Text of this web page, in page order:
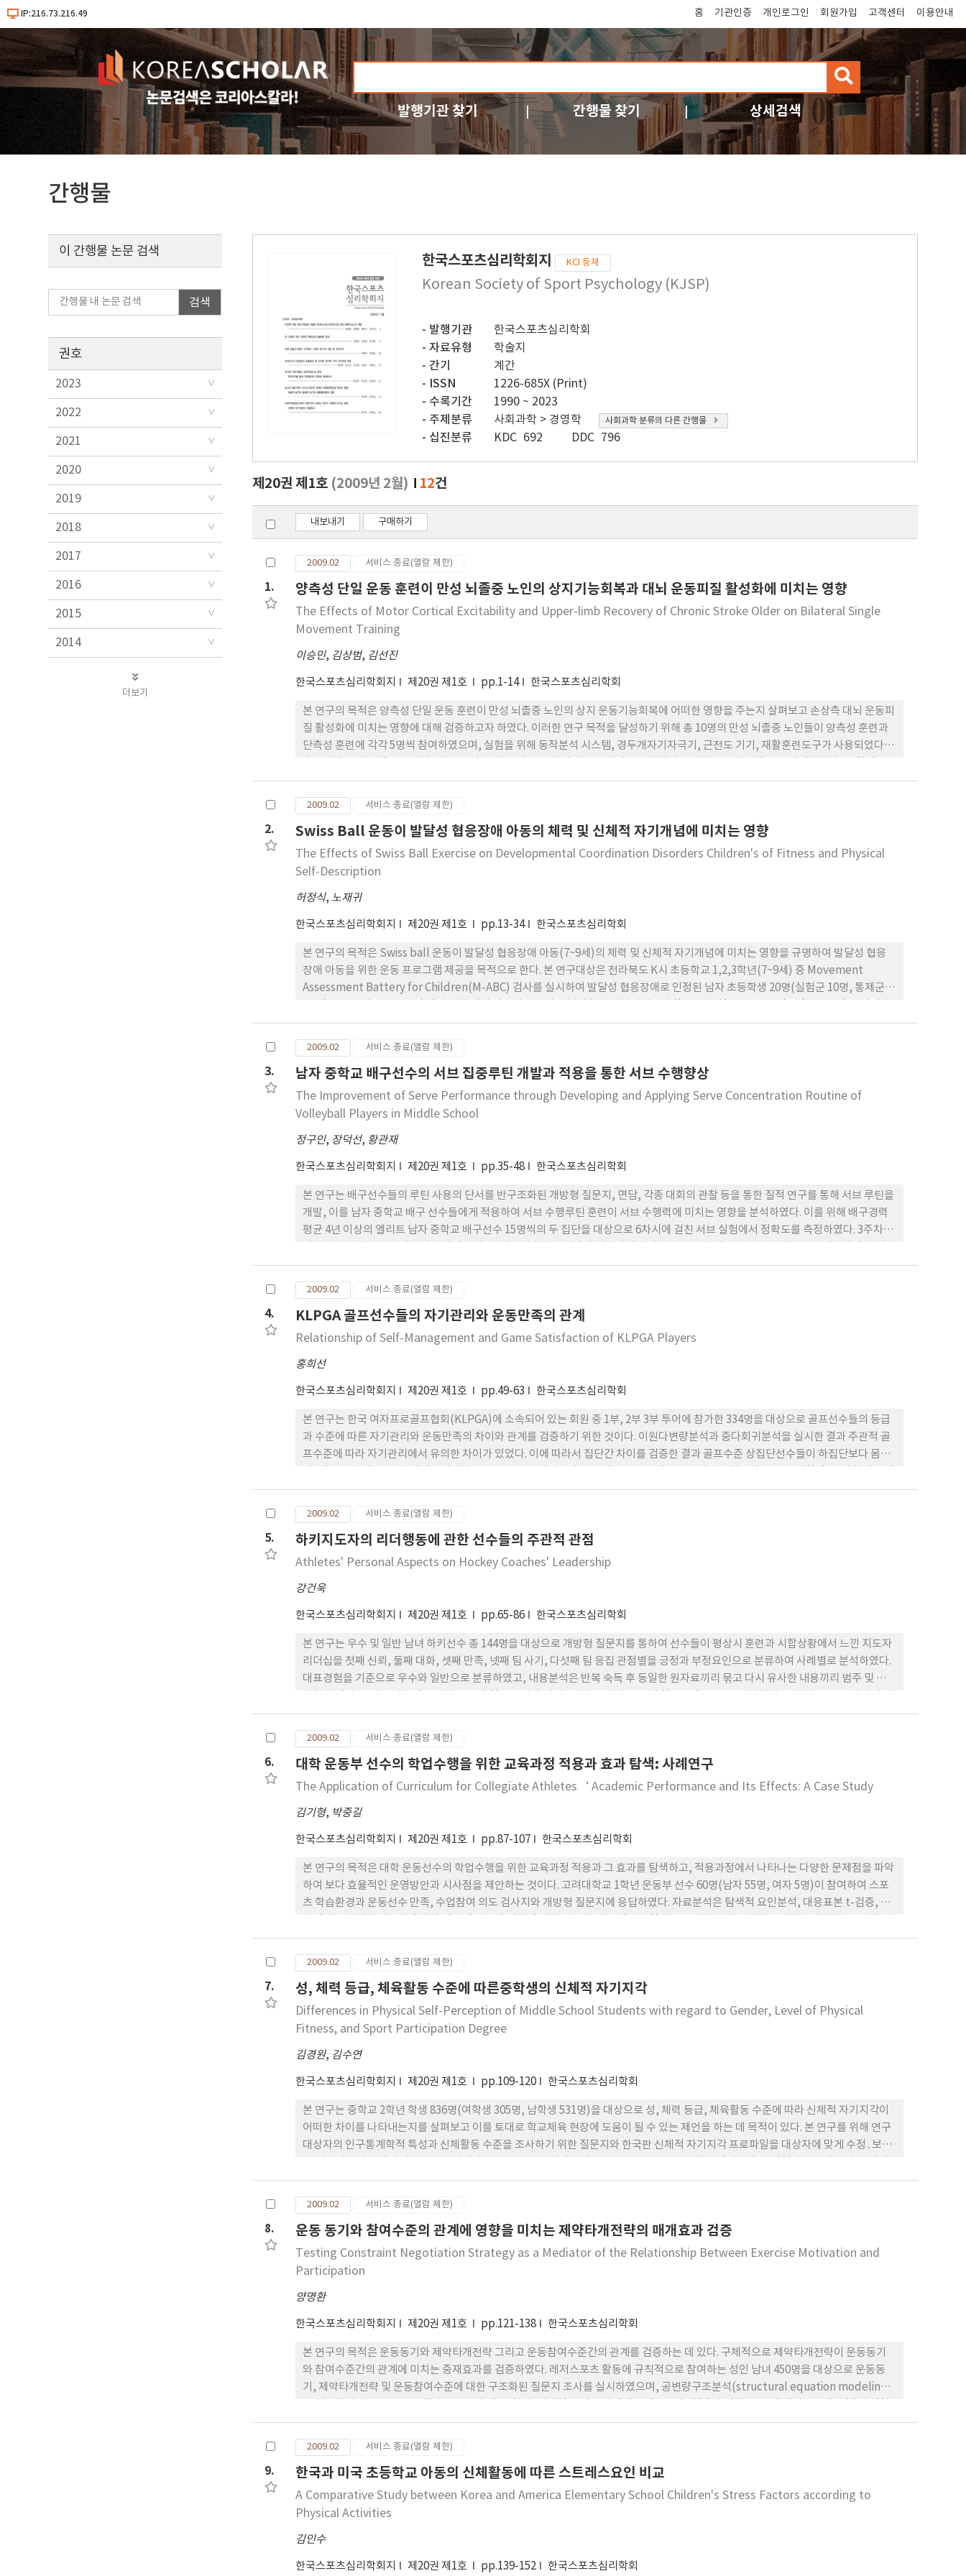
IP:216.73.216.49 홈 기관인증 개인로그인 회원가입 고객센터 이용안내
검
색
발행기관 찾기 간행물 찾기 상세검색
간행물
한국스포츠심리학회지 KCI 등재
Korean Society of Sport Psychology (KJSP)
발행기관
한국스포츠심리학회
자료유형
학술지
간기
계간
ISSN
1226-685X (Print)
수록기간
1990 ~ 2023
주제분류
사회과학 > 경영학 사회과학 분류의 다른 간행물
십진분류 KDC 692 DDC 796
이 간행물 논문 검색
검색
권호
2023
2022
2021
2020
2019
2018
2017
2016
2015
2014
더보기
제20권 제1호 (2009년 2월) 12건
내보내기 구매하기
1.
2009.02 서비스 종료(열람 제한)
양측성 단일 운동 훈련이 만성 뇌졸중 노인의 상지기능회복과 대뇌 운동피질 활성화에 미치는 영향
The Effects of Motor Cortical Excitability and Upper-limb Recovery of Chronic Stroke Older on Bilateral Single
Movement Training
이승민, 김상범, 김선진
한국스포츠심리학회지 제20권 제1호 pp.1-14 한국스포츠심리학회
본 연구의 목적은 양측성 단일 운동 훈련이 만성 뇌졸중 노인의 상지 운동기능회복에 어떠한 영향을 주는지 살펴보고 손상측 대뇌 운동피
질 활성화에 미치는 영향에 대해 검증하고자 하였다. 이러한 연구 목적을 달성하기 위해 총 10명의 만성 뇌졸중 노인들이 양측성 훈련과
단측성 훈련에 각각 5명씩 참여하였으며, 실험을 위해 동작분석 시스템, 경두개자기자극기, 근전도 기기, 재활훈련도구가 사용되었다.
측성 훈련 집단은 기능적 뻗기 검사에서 최대속도가 증가하였으며, 운동시간이 감소한 것으로 나타났다. 기능적 검사에서도 씨앗 옮기
기, 무거운 물건 옯기기 과제에서 수행시간이 감소한 것으로 나타났다. 또한 경두개자기자극기를 활용한 신경생리적 검사에서도 130%,
140%, 그리고 150% 자극 강도에서 운동유발전위의 크기가 증가한 것으로 나타났다. 이러한 결과를 통해 양측성 단일 운동 훈련이 손상
측 상지의 운동기능회복과 대뇌 운동피질 활성화에 긍정적인 효과가 있는 것으로 알 수 있다.
2.
2009.02 서비스 종료(열람 제한)
Swiss Ball 운동이 발달성 협응장애 아동의 체력 및 신체적 자기개념에 미치는 영향
The Effects of Swiss Ball Exercise on Developmental Coordination Disorders Children's of Fitness and Physical
Self-Description
허정식, 노재귀
한국스포츠심리학회지 제20권 제1호 pp.13-34 한국스포츠심리학회
본 연구의 목적은 Swiss ball 운동이 발달성 협응장애 아동(7~9세)의 체력 및 신체적 자기개념에 미치는 영향을 규명하여 발달성 협응
장애 아동을 위한 운동 프로그램 제공을 목적으로 한다. 본 연구대상은 전라북도 K시 초등학교 1,2,3학년(7~9세) 중 Movement
Assessment Battery for Children(M-ABC) 검사를 실시하여 발달성 협응장애로 인정된 남자 초등학생 20명(실험군 10명, 통제군
여 다음과 같은 결론을 얻었다. 첫째, 발달성 협응장애 아동은 순발력, 평형성, 유연성, 근지구력 체력요인에서 상호작용 효과가 있는 것
으로 나타났고, 실험군이 통제군 보다 체력요인의 향상을 보인 것으로 나타났다. 둘째, 발달성 협응장애 아동은 신체적 자기개념의 외모,
유연성, 스포츠 자신감, 규칙적인 운동, 근력 요인에서 상호작용 효과에 의한 긍정적인 변화양상을 보여 각 집단의 시행 간에서 통계적으
로 의미 있는 차이가 나타났으며, 건강, 체지방, 근지구력 요인 등은 통계적으로 유의한 차이가 없는 것으로 나타났다.
3.
2009.02 서비스 종료(열람 제한)
남자 중학교 배구선수의 서브 집중루틴 개발과 적용을 통한 서브 수행향상
The Improvement of Serve Performance through Developing and Applying Serve Concentration Routine of
Volleyball Players in Middle School
정구인, 장덕선, 황관재
한국스포츠심리학회지 제20권 제1호 pp.35-48 한국스포츠심리학회
본 연구는 배구선수들의 루틴 사용의 단서를 반구조화된 개방형 질문지, 면담, 각종 대회의 관찰 등을 통한 질적 연구를 통해 서브 루틴을
개발, 이를 남자 중학교 배구 선수들에게 적용하여 서브 수행루틴 훈련이 서브 수행력에 미치는 영향을 분석하였다. 이를 위해 배구경력
평균 4년 이상의 엘리트 남자 중학교 배구선수 15명씩의 두 집단을 대상으로 6차시에 걸친 서브 실험에서 정확도를 측정하였다. 3주차까
교집단은 서브 루틴에 대한 아무런 정보도 제공하지 않았다. 실험 후 평가 결과에 의한 집단 간의 차이를 알아보기 위해 t-검정을 실시하
였으며 다음과 같은 결론을 얻게 되었다. 첫째, 배구선수들은 행동적 단서와 인지적 단서를 이용한 루틴을 사용하고 있었다. 둘째, 남자
중학교 배구선수들에게 서브 루틴을 훈련시킨 결과 서브 정확도 면에서 실험집단의 선수들이 서브의 평균 점수에서 비교집단의 선수와
비교하여 우수한 향상을 보였다. 셋째, 두 집단의 선수들의 실험에서의 서브 득점을 t-검증한 결과 5%내의 유의한 차이를 보였다. 넷째,
서브 루틴을 적용한 실험집단이 출전한 시합에서 선수들의 서브 기능 향상에 긍정적인 영향을 미쳤다. 결론적으로 서브 수행루틴은 남자
알 수 있었다.
4.
2009.02 서비스 종료(열람 제한)
KLPGA 골프선수들의 자기관리와 운동만족의 관계
Relationship of Self-Management and Game Satisfaction of KLPGA Players
홍희선
한국스포츠심리학회지 제20권 제1호 pp.49-63 한국스포츠심리학회
본 연구는 한국 여자프로골프협회(KLPGA)에 소속되어 있는 회원 중 1부, 2부 3부 투어에 참가한 334명을 대상으로 골프선수들의 등급
과 수준에 따른 자기관리와 운동만족의 차이와 관계를 검증하기 위한 것이다. 이원다변량분석과 중다회귀분석을 실시한 결과 주관적 골
프수준에 따라 자기관리에서 유의한 차이가 있었다. 이에 따라서 집단간 차이를 검증한 결과 골프수준 상집단선수들이 하집단보다 몸관
만족에서 하집단보다 유의하게 높게 나타났다. 자기관리가 선수만족에 미치는 영향은 리그별 상하집단에 따라 각기 다른 하위변인들이
외부환경만족, 선수생활만족, 사회적 승인에 대한 만족에 영향을 주는 것으로 나타났다.
5.
2009.02 서비스 종료(열람 제한)
하키지도자의 리더행동에 관한 선수들의 주관적 관점
Athletes' Personal Aspects on Hockey Coaches' Leadership
강건욱
한국스포츠심리학회지 제20권 제1호 pp.65-86 한국스포츠심리학회
본 연구는 우수 및 일반 남녀 하키선수 총 144명을 대상으로 개방형 질문지를 통하여 선수들이 평상시 훈련과 시합상황에서 느낀 지도자
리더십을 첫째 신뢰, 둘째 대화, 셋째 만족, 넷째 팀 사기, 다섯째 팀 응집 관점별을 긍정과 부정요인으로 분류하여 사례별로 분석하였다.
대표경험을 기준으로 우수와 일반으로 분류하였고, 내용분석은 반복 숙독 후 동일한 원자료끼리 묶고 다시 유사한 내용끼리 범주 및 차
고, 부정요인은 남녀 우수, 남녀일반 모두 폭언 및 폭력을 가장 많이 언급하였다. 대화 긍정요인에서는 여자우수 및 일반과 남자일반은 배
려, 경청 및 이해 순으로 남자우수는 존중받을 때, 경청 및 이해 순으로 높게 답하였다. 대화 부정요인은 여자우수 및 일반, 그리고 남자우
수는 이기적, 배려 부족 순으로, 남일반은 배려부족, 무시, 그리고 대화단절 순으로 나타났다. 만족 긍정요인은 남녀우수 및 남여일반 모
두 칭찬 받을 때를 가장 높게 언급하였다. 팀 사기 긍정요인은 남녀우수 및 남여일반 모두 솔선수범, 격려, 그리고 칭찬 받을 때를 언급하
였다. 팀 응집긍정요인은 남녀우수 및 남여일반 모두 단체운동을 강조하는 것이 가장 높게 나타났다.
6.
2009.02 서비스 종료(열람 제한)
대학 운동부 선수의 학업수행을 위한 교육과정 적용과 효과 탐색: 사례연구
The Application of Curriculum for Collegiate Athletes‘ Academic Performance and Its Effects: A Case Study
김기형, 박중길
한국스포츠심리학회지 제20권 제1호 pp.87-107 한국스포츠심리학회
본 연구의 목적은 대학 운동선수의 학업수행을 위한 교육과정 적용과 그 효과를 탐색하고, 적용과정에서 나타나는 다양한 문제점을 파악
하여 보다 효율적인 운영방안과 시사점을 제안하는 것이다. 고려대학교 1학년 운동부 선수 60명(남자 55명, 여자 5명)이 참여하여 스포
츠 학습환경과 운동선수 만족, 수업참여 의도 검사지와 개방형 질문지에 응답하였다. 자료분석은 탐색적 요인분석, 대응표본 t-검증, 귀
수의 의사소통, 노력/규칙 및 관계 요인, 운동선수의 만족에서는 예산과 학업적 지원, 그리고 수업참여 의도가 사전에 비해 사후에 유의
하게 증가하였다. 교육과정 적용에 따른 혜택은 지식과 사고, 대인관계 및 진로탐색 기회 제공, 수업참여 방행요인은 피로, 수업분위기,
연습과 경기출전, 효과적인 학사운영을 위한 개선사항은 수업환경, 교육과정 확대, 수업내용과 과제, 수업시간과 관리, 그리고 학업적
지원 시스템은 전담교수제 도입, 학업/진로 상담실 및 수업불참자를 위한 별도의 프로그램 운영 순으로 나타났다.
7.
2009.02 서비스 종료(열람 제한)
성, 체력 등급, 체육활동 수준에 따른중학생의 신체적 자기지각
Differences in Physical Self-Perception of Middle School Students with regard to Gender, Level of Physical
Fitness, and Sport Participation Degree
김경원, 김수연
한국스포츠심리학회지 제20권 제1호 pp.109-120 한국스포츠심리학회
본 연구는 중학교 2학년 학생 836명(여학생 305명, 남학생 531명)을 대상으로 성, 체력 등급, 체육활동 수준에 따라 신체적 자기지각이
어떠한 차이를 나타내는지를 살펴보고 이를 토대로 학교체육 현장에 도움이 될 수 있는 제언을 하는 데 목적이 있다. 본 연구를 위해 연구
대상자의 인구통계학적 특성과 신체활동 수준을 조사하기 위한 질문지와 한국판 신체적 자기지각 프로파일을 대상자에 맞게 수정․보완
자기지각과 그 하위영역 모두에서 차이가 있는 것으로 나타났다. 특이할 만한 결과는 남녀 모두 매력적 몸매에 대한 자기지각 수준이 다
른 하위요인들에 비해 현저히 낮다는 사실이다. 이러한 결과는 대중매체 등을 통해 확산된 신체적 외모에 대한 사회적 기준을 중학생 연
령부터 이미 내면화하고 있음을 의미한다고 볼 수 있다. 체력 등급에 따라 신체적 자기지각과 하위영역 모두에서 유의한 차이가 나타났
다. 이러한 결과는 체력 등급이 높을수록 신체적 자기지각의 수준이 높음을 의미한다. 남녀 모두 자율적인 체육활동 수준이 높지 않은 것
으로 나타났으며 특히 여학생의 경우 매우 낮았다. 이러한 체육수업 외 체육활동 수준은 신체적 자기지각에 영향을 미치는 것으로 나타났
다. 이러한 결과들이 학교체육 현장의 개선이라는 관점에서 논의되었다.
8.
2009.02 서비스 종료(열람 제한)
운동 동기와 참여수준의 관계에 영향을 미치는 제약타개전략의 매개효과 검증
Testing Constraint Negotiation Strategy as a Mediator of the Relationship Between Exercise Motivation and
Participation
양명환
한국스포츠심리학회지 제20권 제1호 pp.121-138 한국스포츠심리학회
본 연구의 목적은 운동동기와 제약타개전략 그리고 운동참여수준간의 관계를 검증하는 데 있다. 구체적으로 제약타개전략이 운동동기
와 참여수준간의 관계에 미치는 중재효과를 검증하였다. 레저스포츠 활동에 규칙적으로 참여하는 성인 남녀 450명을 대상으로 운동동
기, 제약타개전략 및 운동참여수준에 대한 구조화된 질문지 조사를 실시하였으며, 공변량구조분석(structural equation modeling)
을 미쳤으며, 확인적 조절동기는 시간관리 전략과 대인간 조정전략에 유의한 정(+)의 영향을 미쳤다. 또한 무동기는 시간관리전략, 대인
간 조정전략 및 수동적 대처전략에 유의한 부(-)의 영향을 미쳤다. 둘째, 운동 동기 중 확인적 조절동기만이 참여수준에 정(+)의 직접영
향을 미쳤다. 셋째, 시간관리 전략은 참여수준에 정(+)의 영향을 미치고 있으며, 수동적 대처전략은 참여수준에 부(-)의 영향을 미치고
있다. 넷째, 확인적 조절동기는 제약타개전략(시간관리전략, 대인간 조정전략)을 경유하여 참여수준에 유의한 정(+)의 간접영향을 미치
는 것으로 나타났으며, 무동기도 제약타개전략들(시간관리전략, 대인간 조정전략, 수동적 대처전략)을 경유하여 참여수준에 유의한 부
(-)의 간접영향을 미치는 것으로 나타났다. 따라서 제약타개전략이 동기와 참여수준 간에 미치는 부분매개모형은 확인적 조절동기와 무
9.
2009.02 서비스 종료(열람 제한)
한국과 미국 초등학교 아동의 신체활동에 따른 스트레스요인 비교
A Comparative Study between Korea and America Elementary School Children's Stress Factors according to
Physical Activities
김인수
한국스포츠심리학회지 제20권 제1호 pp.139-152 한국스포츠심리학회